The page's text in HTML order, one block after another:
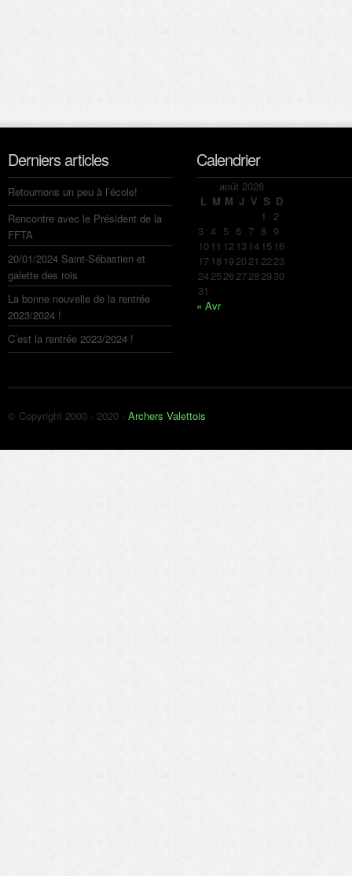
Derniers articles
Retournons un peu à l’école!
Rencontre avec le Président de la
FFTA
20/01/2024 Saint-Sébastien et
galette des rois
La bonne nouvelle de la rentrée
2023/2024 !
C’est la rentrée 2023/2024 !
Calendrier
août 2026
L M M J V S D
1 2
3 4 5 6 7 8 9
10 11 12 13 14 15 16
17 18 192021 2223
24252627282930
31
« Avr
© Copyright 2000 - 2020 - Archers Valettois